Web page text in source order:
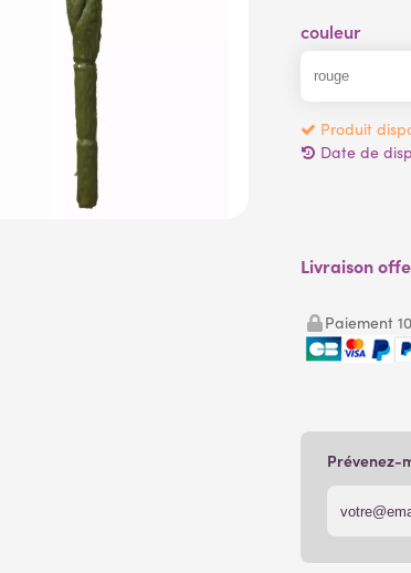
couleur
Produit
Date de
Livraison
Paiement
Prévenez-